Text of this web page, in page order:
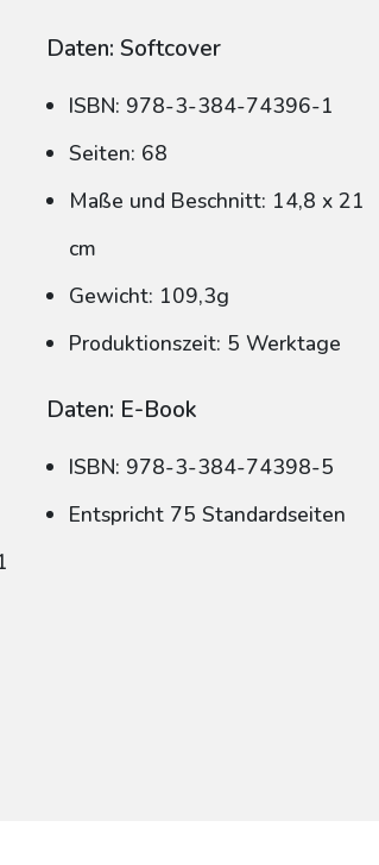
Daten: Softcover
ISBN: 978-3-384-74396-1
Seiten: 68
Maße und Beschnitt: 14,8 x 21
cm
Gewicht: 109,3g
Produktionszeit: 5 Werktage
Daten: E-Book
ISBN: 978-3-384-74398-5
Entspricht 75 Standardseiten